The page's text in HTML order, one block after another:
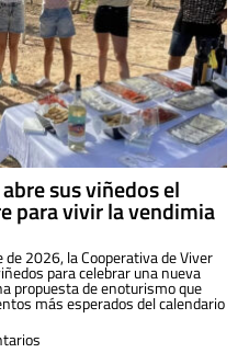
sus viñedos el
para vivir la vendimia
2026, la Cooperativa de Viver
para celebrar una nueva
propuesta de enoturismo que
más esperados del calendario